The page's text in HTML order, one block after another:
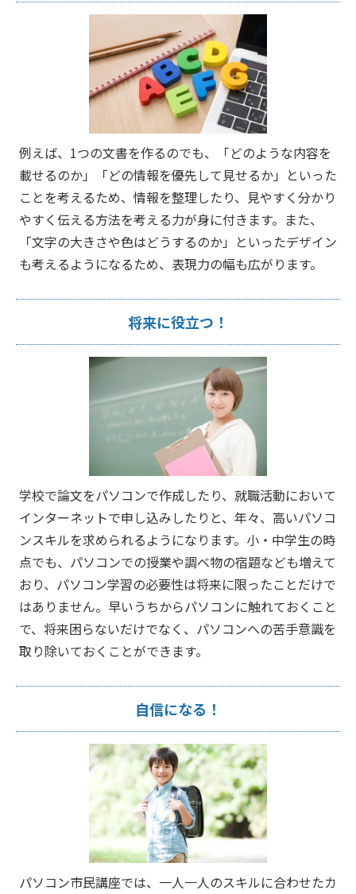
例えば、1つの文書を作るのでも、「どのような内容を
載せるのか」「どの情報を優先して見せるか」といった
ことを考えるため、情報を整理したり、見やすく分かり
やすく伝える方法を考える力が身に付きます。また、
「文字の大きさや色はどうするのか」といったデザイン
も考えるようになるため、表現力の幅も広がります。
将来に役立つ！
学校で論文をパソコンで作成したり、就職活動において
インターネットで申し込みしたりと、年々、高いパソコ
ンスキルを求められるようになります。小・中学生の時
点でも、パソコンでの授業や調べ物の宿題なども増えて
おり、パソコン学習の必要性は将来に限ったことだけで
はありません。早いうちからパソコンに触れておくこと
で、将来困らないだけでなく、パソコンへの苦手意識を
取り除いておくことができます。
自信になる！
パソコン市民講座では、一人一人のスキルに合わせたカ